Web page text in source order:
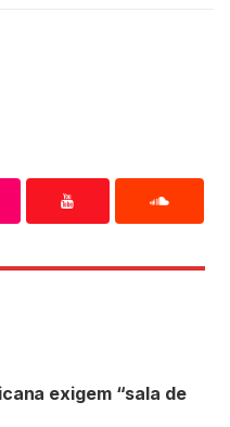
exigem “sala de